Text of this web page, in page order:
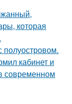
которая
полуостровом.
кабинет и
современном